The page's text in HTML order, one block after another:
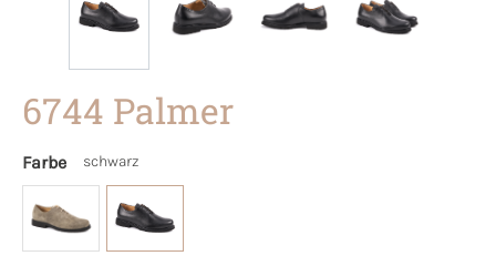
6744 Palmer
Farbe schwarz